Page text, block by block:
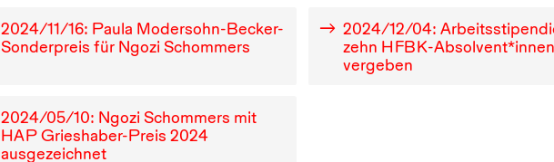
2024/11/16: Paula Modersohn-Becker-
Sonderpreis für Ngozi Schommers
2024/12/04:
zehn HFBK-Absolvent*innen
vergeben
2024/05/10: Ngozi Schommers mit
HAPGrieshaber-Preis2024
ausgezeichnet